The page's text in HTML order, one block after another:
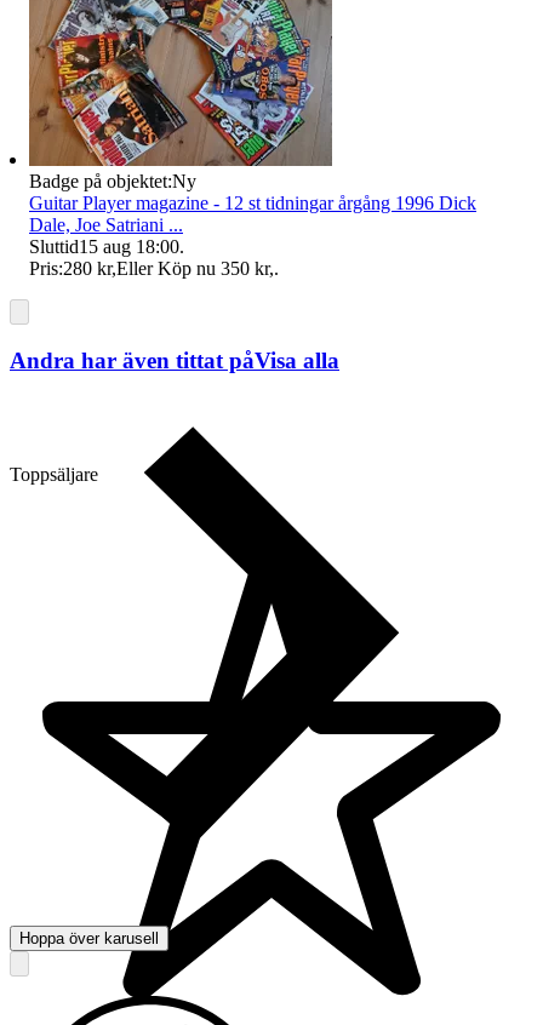
Toppsäljare
Badge på objektet:Ny
Guitar Player magazine - 12 st tidningar årgång 1996 Dick
Dale, Joe Satriani ...
Sluttid15 aug 18:00.
Pris:280 kr,Eller Köp nu 350 kr,.
Andra har även tittat påVisa alla
Hoppa över karusell